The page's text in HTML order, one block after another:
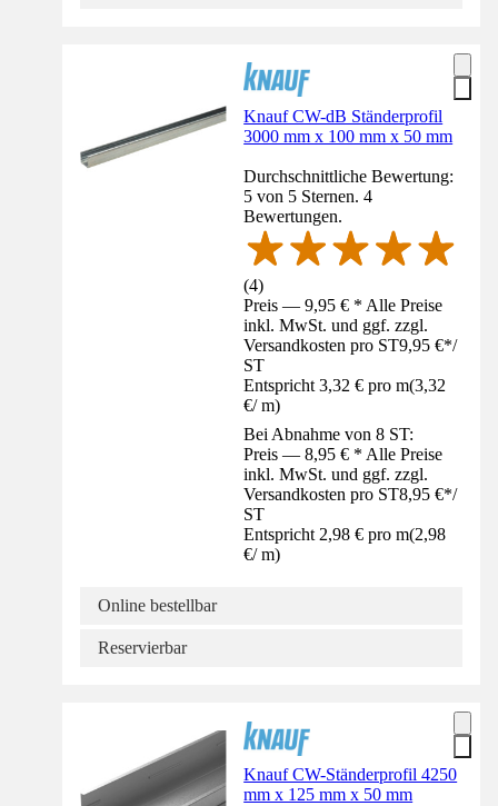
Knauf CW-dB Ständerprofil
3000 mm x 100 mm x 50 mm
Durchschnittliche Bewertung:
5 von 5 Sternen. 4
Bewertungen.
(4)
Preis — 9,95 € * Alle Preise
inkl. MwSt. und ggf. zzgl.
Versandkosten pro ST9,95 €*/
ST
Entspricht 3,32 € pro m(3,32
€/ m)
Bei Abnahme von 8 ST:
Preis — 8,95 € * Alle Preise
inkl. MwSt. und ggf. zzgl.
Versandkosten pro ST8,95 €*/
ST
Entspricht 2,98 € pro m(2,98
€/ m)
Online bestellbar
Reservierbar
Knauf CW-Ständerprofil 4250
mm x 125 mm x 50 mm